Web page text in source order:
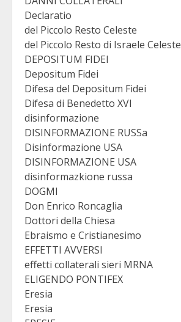
Declaratio
del Piccolo Resto Celeste
del Piccolo Resto di Israele Celeste
DEPOSITUM FIDEI
Depositum Fidei
Difesa del Depositum Fidei
Difesa di Benedetto XVI
disinformazione
DISINFORMAZIONE RUSSa
Disinformazione USA
DISINFORMAZIONE USA
disinformazkione russa
DOGMI
Don Enrico Roncaglia
Dottori della Chiesa
Ebraismo e Cristianesimo
EFFETTI AVVERSI
effetti collaterali sieri MRNA
ELIGENDO PONTIFEX
Eresia
Eresia